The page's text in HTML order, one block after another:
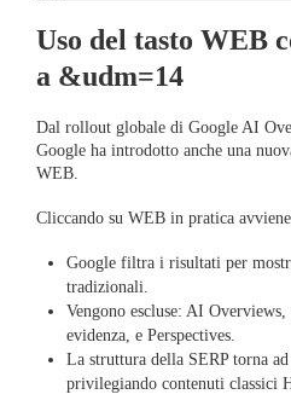
Uso del tasto WEB
a &udm=14
Dal rollout globale di Google AI
Google ha introdotto anche una
WEB.
Cliccando su WEB in pratica avviene
Google filtra i risultati per
tradizionali.
Vengono escluse: AI
evidenza, e Perspectives.
La struttura della SERP torna ad
privilegiando contenuti classici